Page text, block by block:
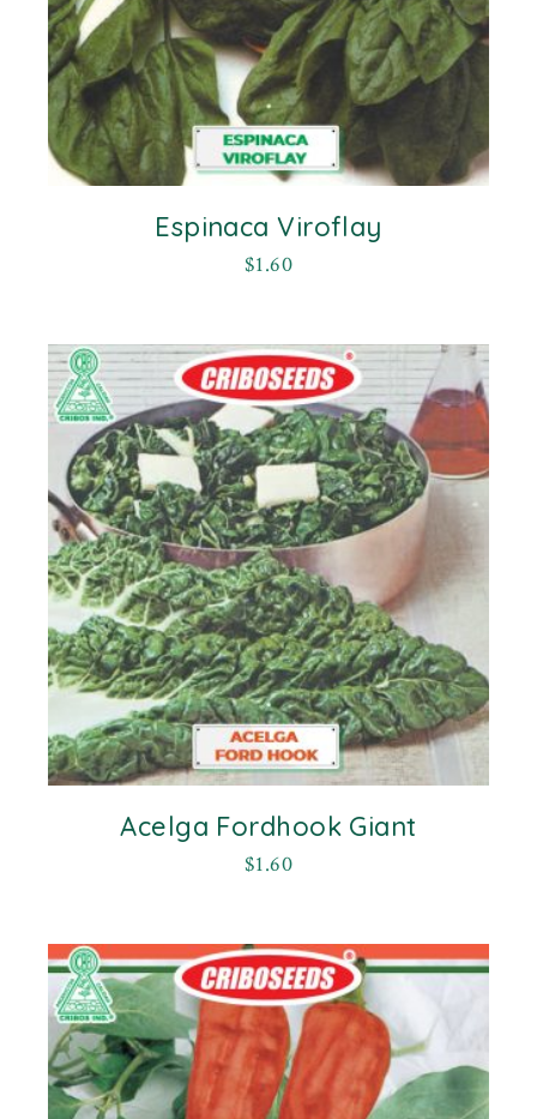
Espinaca Viroflay
$1.60
Acelga Fordhook Giant
$1.60